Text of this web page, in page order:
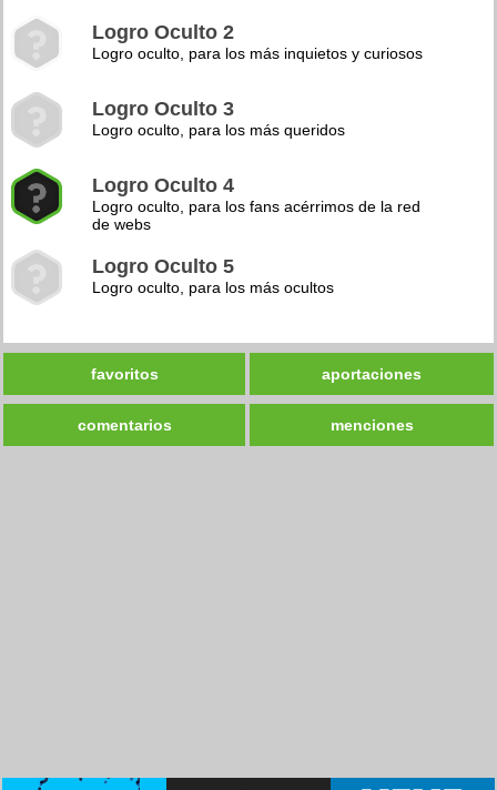
Logro Oculto 2
Logro oculto, para los más inquietos y curiosos
Logro Oculto 3
Logro oculto, para los más queridos
Logro Oculto 4
Logro oculto, para los fans acérrimos de la red
de webs
Logro Oculto 5
Logro oculto, para los más ocultos
favoritos aportaciones
comentarios menciones